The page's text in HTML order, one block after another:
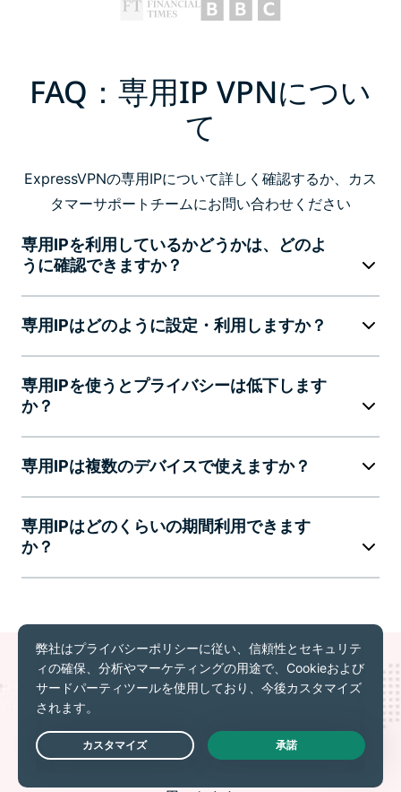
FAQ：専用IP VPNについ
て
ExpressVPNの専用IPについて詳しく確認するか、カス
タマーサポートチームにお問い合わせください
専用IPを利用しているかどうかは、どのよ
うに確認できますか？
専用IPはどのように設定・利用しますか？
専用IPを使うとプライバシーは低下します
か？
専用IPは複数のデバイスで使えますか？
専用IPはどのくらいの期間利用できます
か？
リスクなしで専用IP付き
のExpressVPNをお試しく
Live Chat